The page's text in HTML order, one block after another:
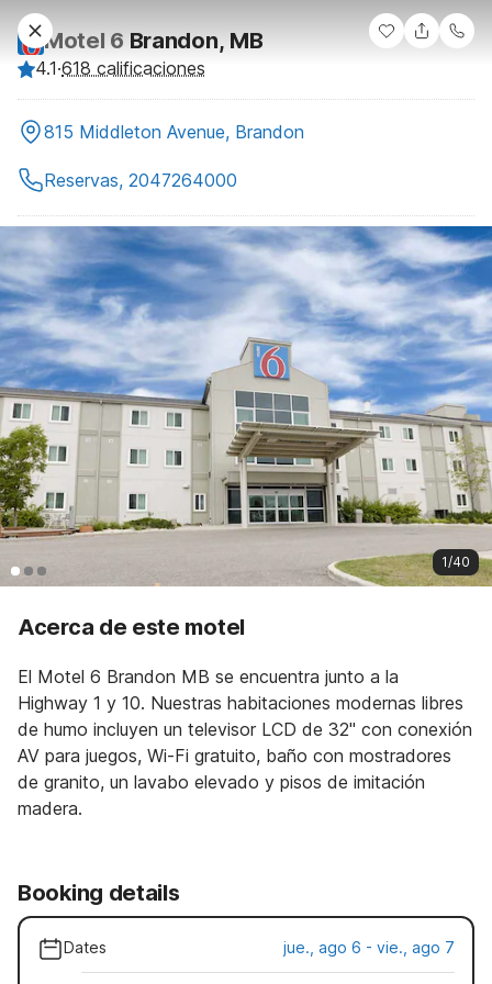
Motel 6 Brandon, MB
4.1·618 calificaciones
815 Middleton Avenue, Brandon
Reservas, 2047264000
1/40
Acerca de este motel
El Motel 6 Brandon MB se encuentra junto a la
Highway 1 y 10. Nuestras habitaciones modernas libres
de humo incluyen un televisor LCD de 32" con conexión
AV para juegos, Wi-Fi gratuito, baño con mostradores
de granito, un lavabo elevado y pisos de imitación
madera.
Booking details
Dates jue., ago 6 - vie., ago 7